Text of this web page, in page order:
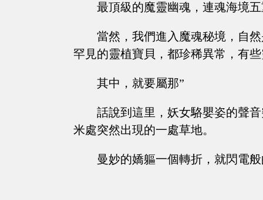
最頂級的魔靈幽魂，連魂海境
當然，我們進入魔魂秘境，自
罕見的靈植寶貝，都珍稀異常，有
其中，就要屬那”
話說到這里，妖女駱嬰姿的聲
米處突然出現的一處草地。
曼妙的嬌軀一個轉折，就閃電